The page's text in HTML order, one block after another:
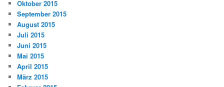
Oktober 2015
September 2015
August 2015
Juli 2015
Juni 2015
Mai 2015
April 2015
März 2015